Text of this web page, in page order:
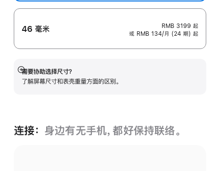
46 毫米 RMB 3199 起
或 RMB 134/月 (24 期) 起
需要协助选择尺寸？
了解屏幕尺寸和表壳重量方面的区别。
展
开
连接： 身边有无手机，都好保持联络。